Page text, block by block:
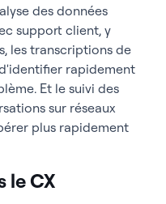
des données
support client, y
les transcriptions de
rapidement
Et le suivi des
sur réseaux
plus rapidement
le CX